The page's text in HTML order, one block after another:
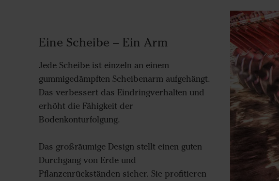
Eine Scheibe – Ein Arm
Jede Scheibe ist einzeln an einem
gummigedämpften Scheibenarm aufgehängt.
Das verbessert das Eindringverhalten und
erhöht die Fähigkeit der
Bodenkonturfolgung.
Das großräumige Design stellt einen guten
Durchgang von Erde und
Pflanzenrückständen sicher. Sie profitieren